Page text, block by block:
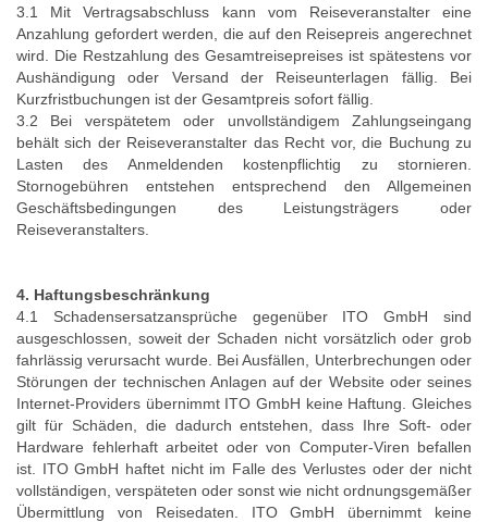
3.1 Mit Vertragsabschluss kann vom Reiseveranstalter eine
Anzahlung gefordert werden, die auf den Reisepreis angerechnet
wird. Die Restzahlung des Gesamtreisepreises ist spätestens vor
Aushändigung oder Versand der Reiseunterlagen fällig. Bei
Kurzfristbuchungen ist der Gesamtpreis sofort fällig.
3.2 Bei verspätetem oder unvollständigem Zahlungseingang
behält sich der Reiseveranstalter das Recht vor, die Buchung zu
Lasten des Anmeldenden kostenpflichtig zu stornieren.
Stornogebühren entstehen entsprechend den Allgemeinen
Geschäftsbedingungen des Leistungsträgers oder
Reiseveranstalters.
4. Haftungsbeschränkung
4.1 Schadensersatzansprüche gegenüber ITO GmbH sind
ausgeschlossen, soweit der Schaden nicht vorsätzlich oder grob
fahrlässig verursacht wurde. Bei Ausfällen, Unterbrechungen oder
Störungen der technischen Anlagen auf der Website oder seines
Internet-Providers übernimmt ITO GmbH keine Haftung. Gleiches
gilt für Schäden, die dadurch entstehen, dass Ihre Soft- oder
Hardware fehlerhaft arbeitet oder von Computer-Viren befallen
ist. ITO GmbH haftet nicht im Falle des Verlustes oder der nicht
vollständigen, verspäteten oder sonst wie nicht ordnungsgemäßer
Übermittlung von Reisedaten. ITO GmbH übernimmt keine